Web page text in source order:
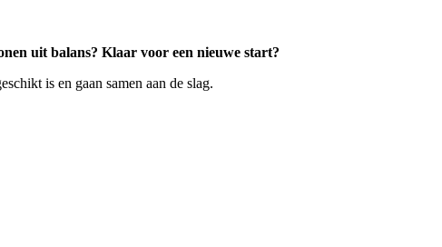
uit balans? Klaar voor een nieuwe start?
is en gaan samen aan de slag.